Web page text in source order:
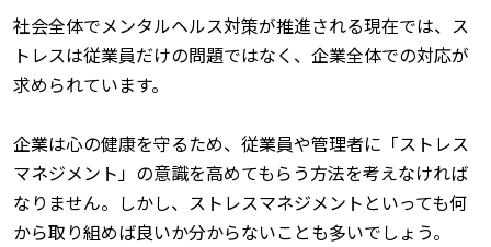
社会全体でメンタルヘルス対策が推進される現在では、ス
トレスは従業員だけの問題ではなく、企業全体での対応が
求められています。
企業は心の健康を守るため、従業員や管理者に「ストレス
マネジメント」の意識を高めてもらう方法を考えなければ
なりません。しかし、ストレスマネジメントといっても何
から取り組めば良いか分からないことも多いでしょう。